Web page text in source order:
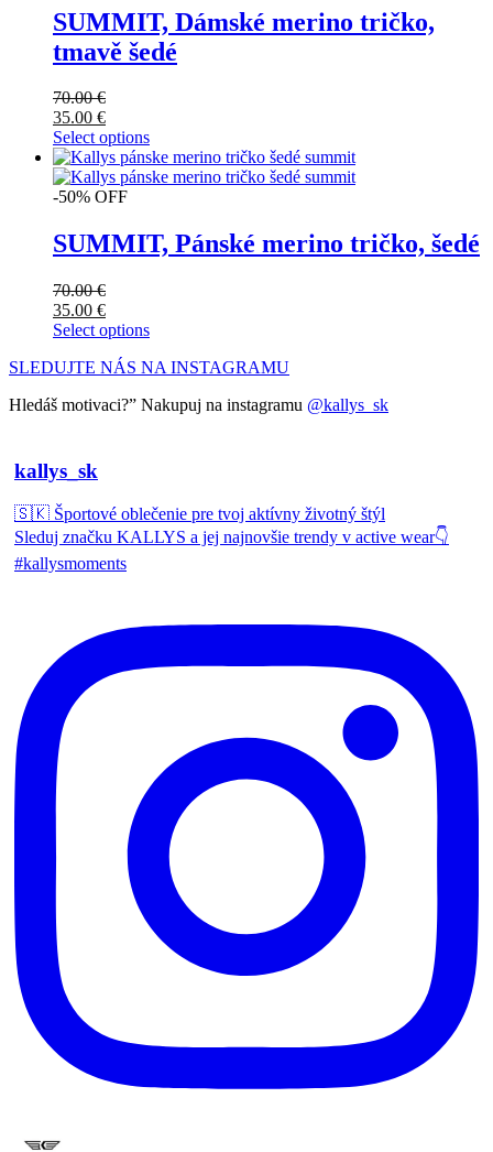
SUMMIT, Dámské merino tričko,
tmavě šedé
70.00€
35.00 €
Select options
-50% OFF
SUMMIT, Pánské merino tričko, šedé
70.00€
35.00 €
Select options
SLEDUJTE NÁS NA INSTAGRAMU
Hledáš motivaci?” Nakupuj na instagramu @kallys_sk
kallys_sk
🇸🇰 Športové oblečenie pre tvoj aktívny životný štýl
Sleduj značku KALLYS a jej najnovšie trendy v active wear👇
#kallysmoments